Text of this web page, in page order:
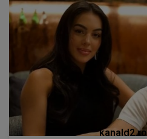
kanald2.ro